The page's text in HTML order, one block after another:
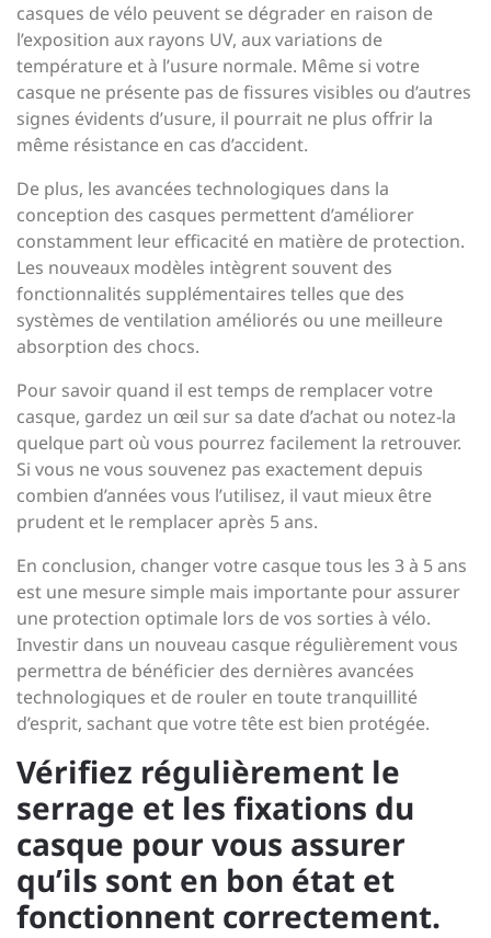
casques de vélo peuvent se dégrader en raison de
l’exposition aux rayons UV, aux variations de
température et à l’usure normale. Même si votre
casque ne présente pas de fissures visibles ou d’autres
signes évidents d’usure, il pourrait ne plus offrir la
même résistance en cas d’accident.
De plus, les avancées technologiques dans la
conception des casques permettent d’améliorer
constamment leur efficacité en matière de protection.
Les nouveaux modèles intègrent souvent des
fonctionnalités supplémentaires telles que des
systèmes de ventilation améliorés ou une meilleure
absorption des chocs.
Pour savoir quand il est temps de remplacer votre
casque, gardez un œil sur sa date d’achat ou notez-la
quelque part où vous pourrez facilement la retrouver.
Si vous ne vous souvenez pas exactement depuis
combien d’années vous l’utilisez, il vaut mieux être
prudent et le remplacer après 5 ans.
En conclusion, changer votre casque tous les 3 à 5 ans
est une mesure simple mais importante pour assurer
une protection optimale lors de vos sorties à vélo.
Investir dans un nouveau casque régulièrement vous
permettra de bénéficier des dernières avancées
technologiques et de rouler en toute tranquillité
d’esprit, sachant que votre tête est bien protégée.
Vérifiez régulièrement le
serrage et les fixations du
casque pour vous assurer
qu’ils sont en bon état et
fonctionnent correctement.